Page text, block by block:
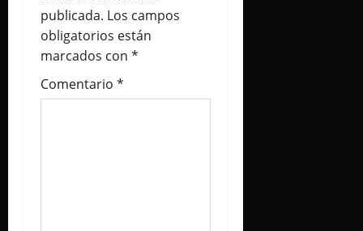
d
e
e
publicada. Los campos
obligatorios están
marcados con *
Comentario *